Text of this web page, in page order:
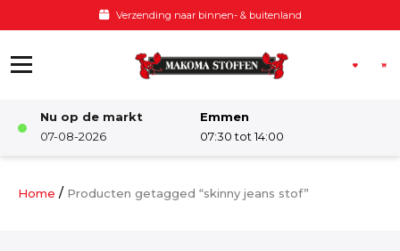
Verzending naar binnen- & buitenland
Nu op de markt
07-08-2026
Emmen
07:30 tot 14:00
Damesstoffen
Home / Producten getagged “skinny jeans stof”